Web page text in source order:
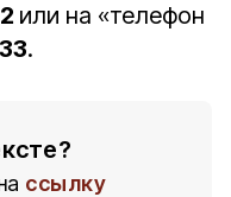
или на «телефон
.
ссылку